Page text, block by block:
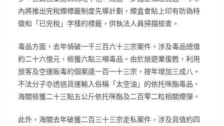
內將推出完稅煙標籤制度先導計劃，煙盒會貼上印有防偽特
徵和「已完稅」字樣的標籤，供執法人員掃描檢查。
毒品方面，去年偵破一千三百六十三宗案件，涉及毒品總值
約二十六億元，檢獲六點三噸毒品。由於旅遊業復甦，利用
旅客及空運販毒的個案達一百一十三宗，按年增加三成八。
不法分子亦透過貨運輸入俗稱「太空油」的依托咪酯毒品，
海關檢獲二十三點五公斤依托咪酯及二百零二粒相關煙彈。
此外，海關去年破獲二百三十三宗走私案件，涉及貨值約四